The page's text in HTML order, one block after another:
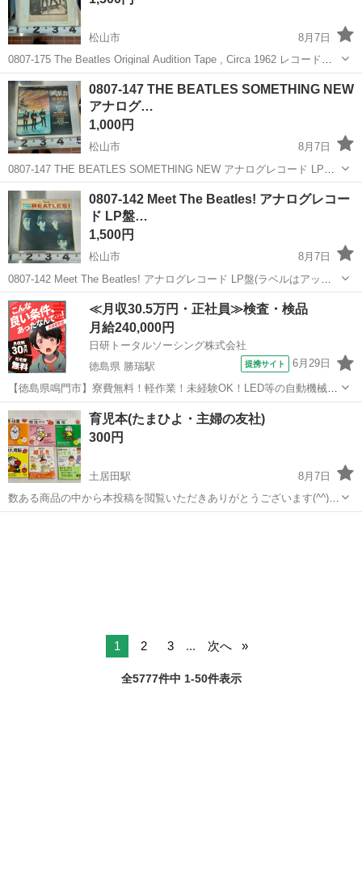
松山市
8月7日
0807-175 The Beatles Original Audition Tape , Circa 1962 レコード
【状態】 ・使用頻度の少ない美品です ・詳細は現地でご確認ください
・お値引きは出来...
愛媛 松山市
0807-147 THE BEATLES SOMETHING NEW
アナログ…
1,000円
松山市
8月7日
0807-147 THE BEATLES SOMETHING NEW アナログレコード LP盤
(ラベルはアップル盤) 【状態】 ・使用に伴う多少のスレ、キズ、落と
しきれない汚れなどございます ・詳細は現地でご確...
愛媛 松山市
0807-142 Meet The Beatles! アナログレコー
ド LP盤…
1,500円
松山市
8月7日
0807-142 Meet The Beatles! アナログレコード LP盤(ラベルはアップ
ル盤) 【状態】 ・使用に伴う多少のスレ、キズ、落としきれない汚れ
などございます ・詳細は現地でご確認ください ・...
愛媛 松山市 CD レコード
≪月収30.5万円・正社員≫検査・検品
月給240,000円
日研トータルソーシング株式会社
徳島県 勝瑞駅
提携サイト 6月29日
【徳島県鳴門市】寮費無料！軽作業！未経験OK！LED等の自動機械加
工・検査・梱包・データ入力《お仕事No.NS0560》 お仕事について ス
マートフォンやパソコン、車などに使われるLED等の電子部品の製造
とそれに付帯する作...
徳島 鳴門市 勝瑞駅 その他
育児本(たまひよ・主婦の友社)
300円
土居田駅
8月7日
数ある商品の中から本投稿を閲覧いただきありがとうございます(^^)
育児に役立つ本6冊セットです。 ・「はじめてママ&パパの妊娠・出
1 2 3 ... 次へ
全5777件中 1-50件表示